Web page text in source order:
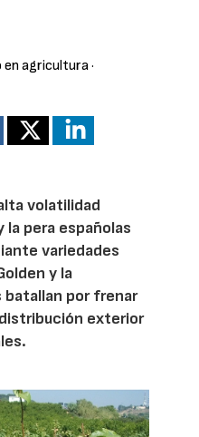
en agricultura·
volatilidad
la pera españolas
variedades
y la
por frenar
exterior